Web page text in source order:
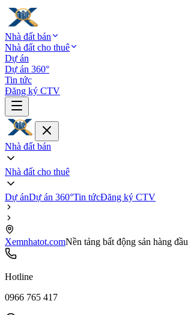
Nhà đất bán
Nhà đất cho thuê
Dự án
Dự án 360°
Tin tức
Đăng ký CTV
Nhà đất bán
Nhà đất cho thuê
Dự ánDự án 360°Tin tứcĐăng ký CTV
Xemnhatot.comNền tảng bất động sản hàng đầu
Hotline
0966 765 417